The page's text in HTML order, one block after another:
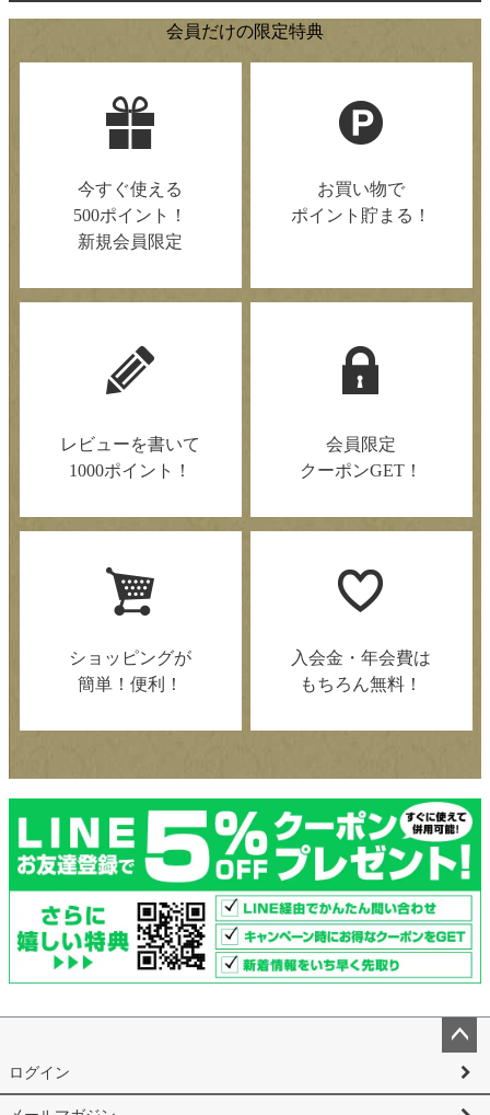
会員だけの限定特典
今すぐ使える
500ポイント！
新規会員限定
お買い物で
ポイント貯まる！
レビューを書いて
1000ポイント！
会員限定
クーポンGET！
ショッピングが
簡単！便利！
入会金・年会費は
もちろん無料！
ペー
ップ
ログイン